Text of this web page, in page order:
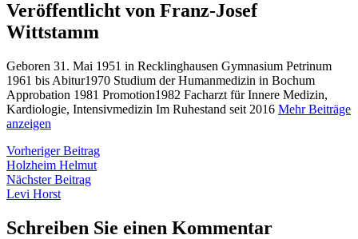
Veröffentlicht von Franz-Josef
Wittstamm
Geboren 31. Mai 1951 in Recklinghausen Gymnasium Petrinum
1961 bis Abitur1970 Studium der Humanmedizin in Bochum
Approbation 1981 Promotion1982 Facharzt für Innere Medizin,
Kardiologie, Intensivmedizin Im Ruhestand seit 2016 Mehr Beiträge
anzeigen
Beitragsnavigation
Vorheriger BeitragVorheriger
Holzheim Helmut
Nächster BeitragNächster
Levi Horst
Schreiben Sie einen Kommentar